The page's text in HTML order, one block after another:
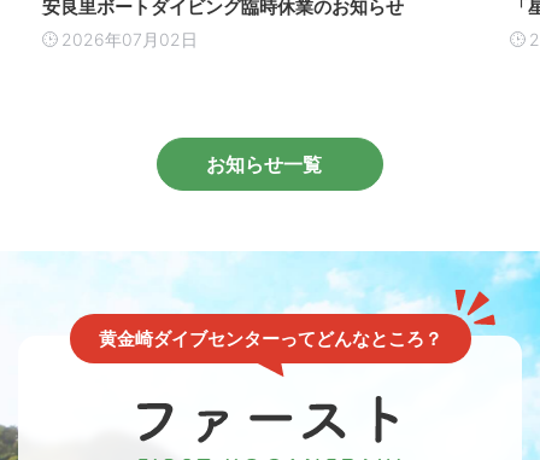
安良里ボートダイビング臨時休業のお知らせ
2026年07月02日
お知らせ一覧
黄金崎ダイブセンターってどんなところ？